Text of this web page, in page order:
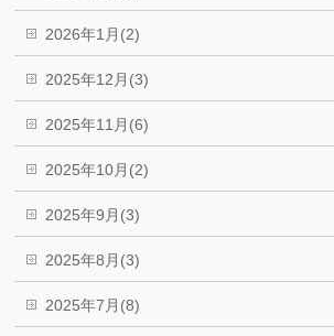
2026年1月(2)
2025年12月(3)
2025年11月(6)
2025年10月(2)
2025年9月(3)
2025年8月(3)
2025年7月(8)